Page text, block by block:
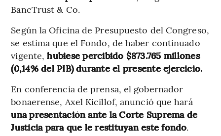
BancTrust & Co.
Según la Oficina de Presupuesto del Congreso,
se estima que el Fondo, de haber continuado
vigente, hubiese percibido $873.765 millones
(0,14% del PIB) durante el presente ejercicio.
En conferencia de prensa, el gobernador
bonaerense, Axel Kicillof, anunció que hará
una presentación ante la Corte Suprema de
Justicia para que le restituyan este fondo.